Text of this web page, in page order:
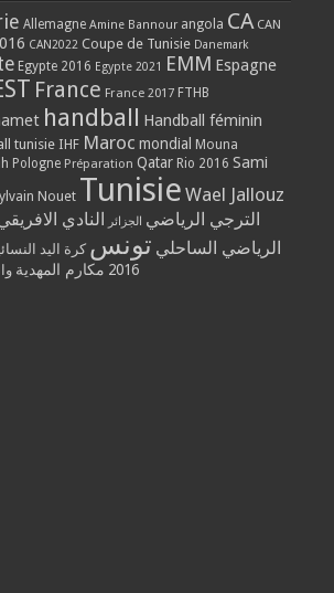
Allemagne Amine Bannour angola CA CAN
CAN2022 Coupe de Tunisie Danemark
Egypte 2016 Egypte 2021 EMM Espagne
France France 2017 FTHB
handball Handball féminin
tunisie IHF Maroc mondial Mouna
Pologne Préparation Qatar Rio 2016 Sami
Nouet Tunisie Wael Jallouz
الترجي الرياضي الجزائر النادي
الرياضي الساحلي تونس كرة اليد
2016 مكارم المهدية